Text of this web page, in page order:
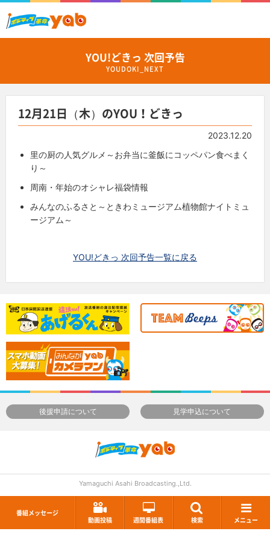
番組メッセージ
動画投稿
週間番組表 検索 メニュー
YOU!どきっ 次回予告
YOUDOKI_NEXT
12月21日（木）のYOU！どきっ
2023.12.20
里の厨の人気グルメ～お弁当に釜飯にコッペパン食べまく
り～
周南・年始のオシャレ福袋情報
みんなのふるさと～ときわミュージアム植物館ナイトミュ
ージアム～
YOU!どきっ 次回予告一覧に戻る
後援申請について 見学申込について
Yamaguchi Asahi Broadcasting.,Ltd.